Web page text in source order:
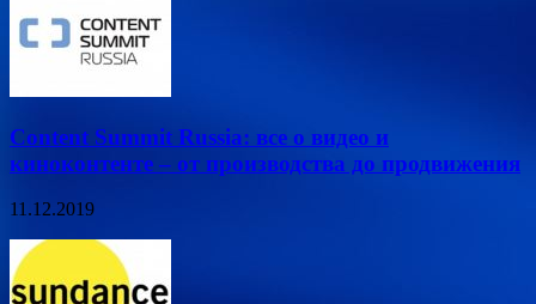
Content Summit Russia: все о видео и
киноконтенте – от производства до продвижения
11.12.2019